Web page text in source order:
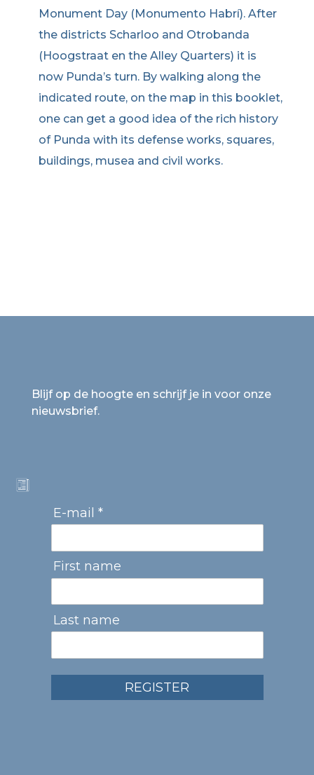
Monument Day (Monumento Habrí). After
the districts Scharloo and Otrobanda
(Hoogstraat en the Alley Quarters) it is
now Punda’s turn. By walking along the
indicated route, on the map in this booklet,
one can get a good idea of the rich history
of Punda with its defense works, squares,
buildings, musea and civil works.
Blijf op de hoogte en schrijf je in voor onze
nieuwsbrief.
E-mail *
First name
Last name
REGISTER